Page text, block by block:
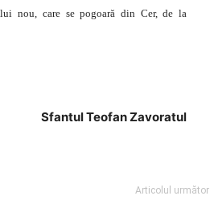
nou, care se pogoară din Cer, de la
Sfantul Teofan Zavoratul
Articolul următor